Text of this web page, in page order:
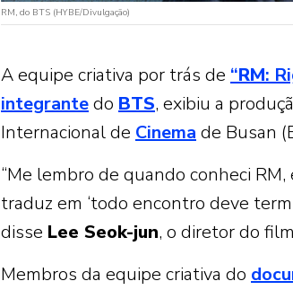
RM, do BTS (HYBE/Divulgação)
A equipe criativa por trás de “RM:
integrantedo BTS, exibiu a
Internacional de Cinema de Busan
“Me lembro de quando conheci
traduz em ‘todo encontro deve
disse Lee Seok-jun, o diretor do
Membros da equipe criativa do